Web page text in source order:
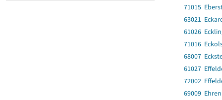
71015
63021
61026
71016
68007
61027
72002
69009